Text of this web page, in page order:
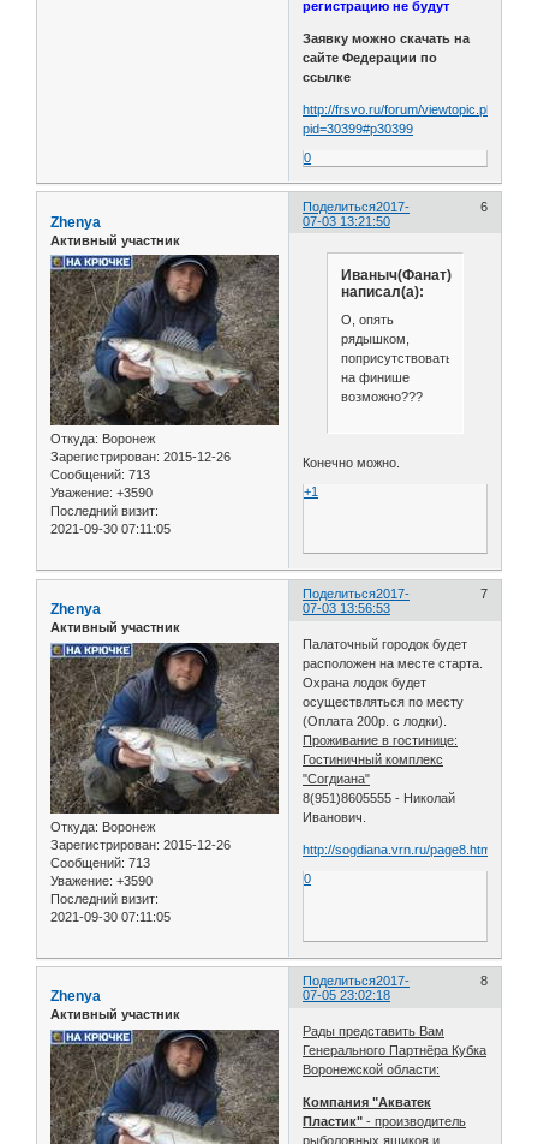
регистрацию не будут
Заявку можно скачать на
сайте Федерации по
ссылке
http://frsvo.ru/forum/viewtopic.php?
pid=30399#p30399
0
Поделиться 6
2017-
07-03 13:21:50
Zhenya
Активный участник
Откуда: Воронеж
Зарегистрирован: 2015-12-26
Сообщений: 713
Уважение: +3590
Последний визит:
2021-09-30 07:11:05
Иваныч(Фанат)
написал(а):
О, опять
рядышком,
поприсутствовать
на финише
возможно???
Конечно можно.
+1
Поделиться 7
2017-
07-03 13:56:53
Zhenya
Активный участник
Откуда: Воронеж
Зарегистрирован: 2015-12-26
Сообщений: 713
Уважение: +3590
Последний визит:
2021-09-30 07:11:05
Палаточный городок будет
расположен на месте старта.
Охрана лодок будет
осуществляться по месту
(Оплата 200р. с лодки).
Проживание в гостинице:
Гостиничный комплекс
"Согдиана"
8(951)8605555 - Николай
Иванович.
http://sogdiana.vrn.ru/page8.html
0
Поделиться 8
2017-
07-05 23:02:18
Zhenya
Активный участник
Рады представить Вам
Генерального Партнёра Кубка
Воронежской области:
Компания "Акватек
Пластик" - производитель
рыболовных ящиков и